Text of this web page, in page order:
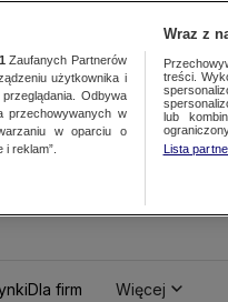
Dla firm Więcej
Zaufanych Partnerów
użytkownika i
Odbywa
przechowywanych w
w oparciu o
reklam”.
Wraz z
treści.
lub
Lista